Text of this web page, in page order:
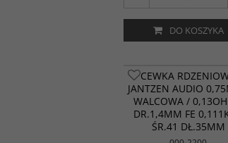
DO KOSZYKA
CEWKA
JANTZEN AUDIO
WALCOWA /
DR.1,4MM FE
ŚR.41 DŁ.35MM